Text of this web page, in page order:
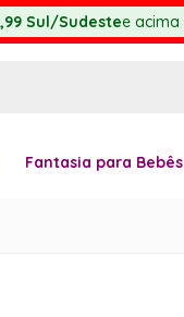
Sul/Sudestee acima
Fantasia para Bebês